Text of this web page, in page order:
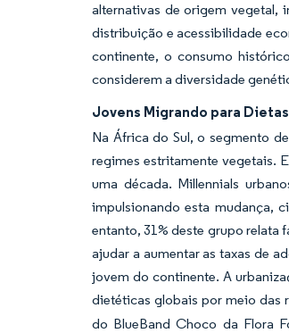
alternativas de origem vegetal,
distribuição e acessibilidade
continente, o consumo
considerem a diversidade
Jovens Migrando para
Na África do Sul, o segmento
regimes estritamente vegetais.
uma década. Millennials
impulsionando esta mudança,
entanto, 31% deste grupo
ajudar a aumentar as taxas de
jovem do continente. A
dietéticas globais por meio das
do BlueBand Choco da Flora